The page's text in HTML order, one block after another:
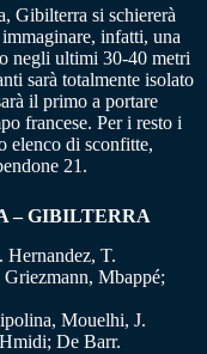
Gibilterra si schiererà
infatti, una
negli ultimi 30-40 metri
sarà totalmente isolato
il primo a portare
francese. Per i resto i
elenco di sconfitte,
21.
– GIBILTERRA
Hernandez, T.
Mbappé;
Mouelhi, J.
De Barr.